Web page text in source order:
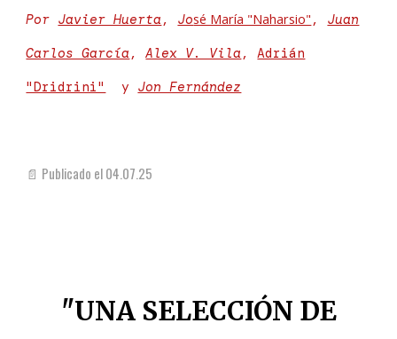
Por Javier Huerta, José María "Naharsio", Juan
Carlos García,Alex V. Vila,Adrián
"Dridrini"
y Jon Fernández
📄 Publicado el04 .07 .25
"UNA SELECCIÓN DE